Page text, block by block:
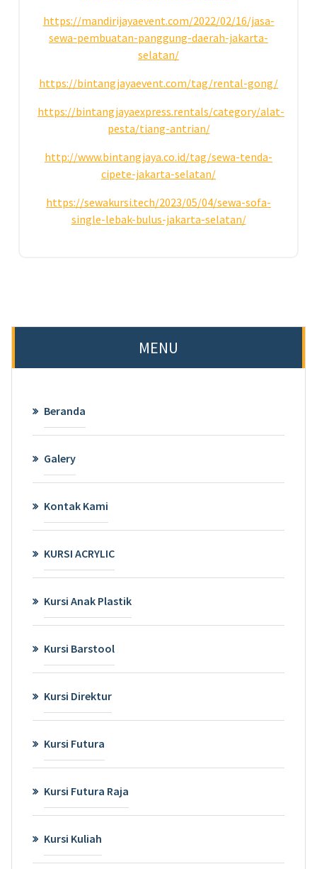
https://mandirijayaevent.com/2022/02/16/jasa-
sewa-pembuatan-panggung-daerah-jakarta-
selatan/
https://bintangjayaevent.com/tag/rental-gong/
https://bintangjayaexpress.rentals/category/alat-
pesta/tiang-antrian/
http://www.bintangjaya.co.id/tag/sewa-tenda-
cipete-jakarta-selatan/
https://sewakursi.tech/2023/05/04/sewa-sofa-
single-lebak-bulus-jakarta-selatan/
MENU
Beranda
Galery
Kontak Kami
KURSI ACRYLIC
Kursi Anak Plastik
Kursi Barstool
Kursi Direktur
Kursi Futura
Kursi Futura Raja
Kursi Kuliah